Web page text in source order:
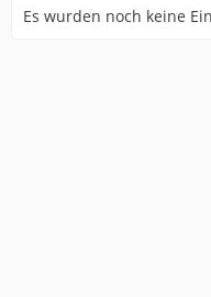
Es wurden noch keine